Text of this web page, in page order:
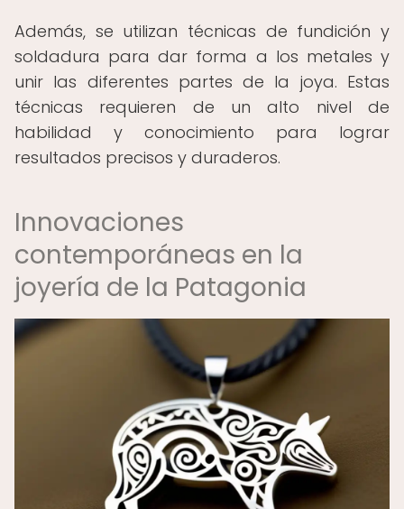
Además, se utilizan técnicas de fundición y
soldadura para dar forma a los metales y
unir las diferentes partes de la joya. Estas
técnicas requieren de un alto nivel de
habilidad y conocimiento para lograr
resultados precisos y duraderos.
Innovaciones
contemporáneas en la
joyería de la Patagonia